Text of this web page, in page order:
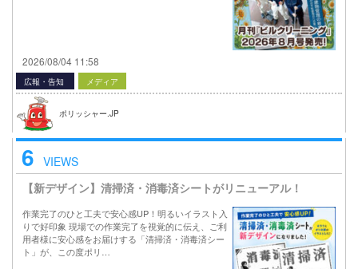
2026/08/04 11:58
広報・告知 メディア
ポリッシャー.JP
6 VIEWS
【新デザイン】清掃済・消毒済シートがリニューアル！
作業完了のひと工夫で安心感UP！明るいイラスト入
りで好印象 現場での作業完了を視覚的に伝え、ご利
用者様に安心感をお届けする「清掃済・消毒済シー
ト」が、この度ポリ…